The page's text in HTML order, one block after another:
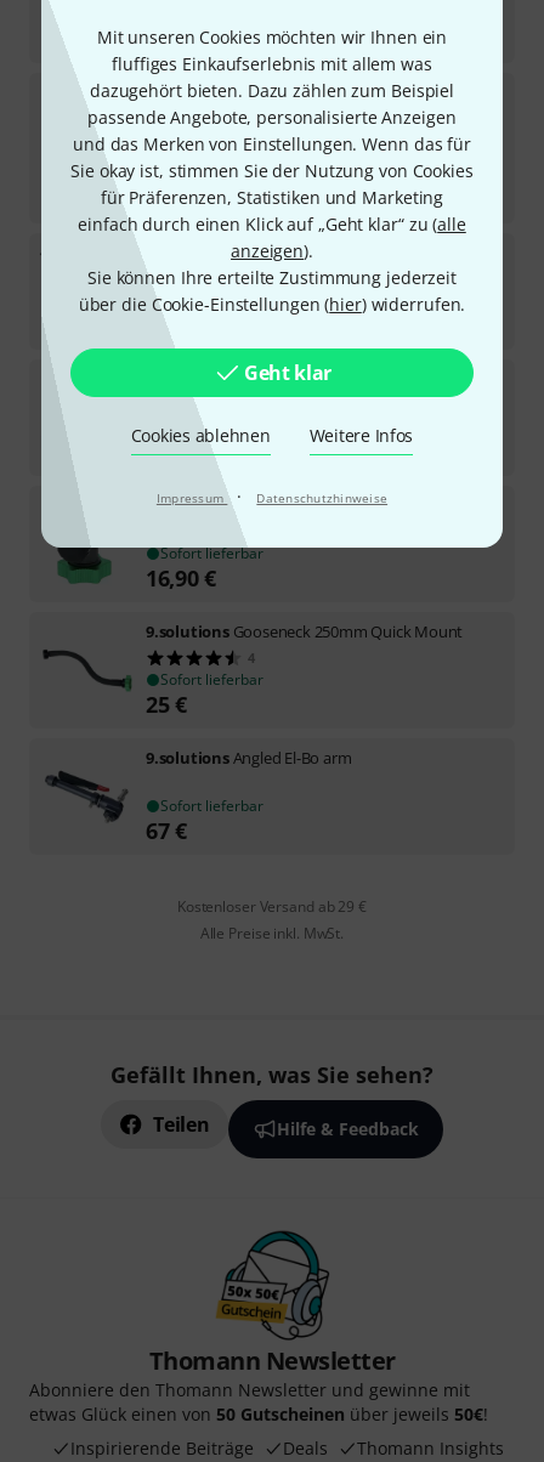
Mit unseren Cookies möchten wir Ihnen ein
fluffiges Einkaufserlebnis mit allem was
dazugehört bieten. Dazu zählen zum Beispiel
passende Angebote, personalisierte Anzeigen
und das Merken von Einstellungen. Wenn das für
Sie okay ist, stimmen Sie der Nutzung von Cookies
für Präferenzen, Statistiken und Marketing
einfach durch einen Klick auf „Geht klar“ zu (alle
anzeigen).
Sie können Ihre erteilte Zustimmung jederzeit
über die Cookie-Einstellungen (hier) widerrufen.
Geht klar
Cookies ablehnen Weitere Infos
Impressum · Datenschutzhinweise
75€
9.solutionsEx-sus pole
Sofort lieferbar
79€
UVP: 139 €
-43%
3/8" Rod set (500 mm)
4
Sofort lieferbar
14,90
9.solutionsStage Tablet Holder Bundle 1
Sofort lieferbar
99€
9.solutions QM Angle Joint
Sofort lieferbar
16,90€
9.solutions Gooseneck 250mm Quick Mount
4
Sofort lieferbar
25€
9.solutionsAngled El-Bo arm
Sofort lieferbar
67€
Kostenloser Versand ab 29 €
Alle Preise inkl. MwSt.
Gefällt Ihnen, was Sie sehen?
Teilen Hilfe & Feedback
Thomann Newsletter
Abonniere den Thomann Newsletter und gewinne mit
etwas Glück einen von 50 Gutscheinen über jeweils 50€!
Inspirierende Beiträge
Deals Thomann Insights